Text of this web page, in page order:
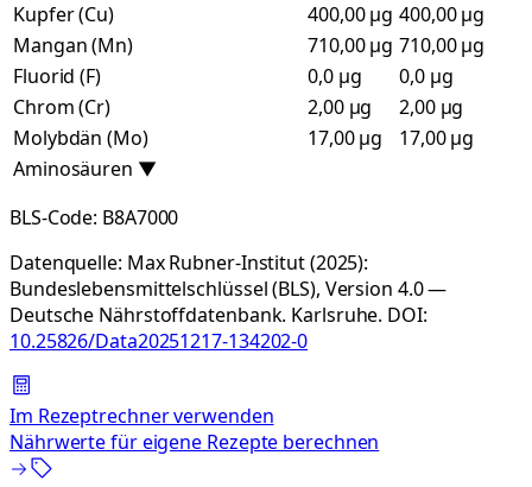
Kupfer (Cu)
400,00 µg 400,00 µg
Mangan (Mn)
710,00 µg 710,00 µg
Fluorid (F)
0,0 µg
0,0 µg
Chrom (Cr)
2,00 µg
2,00 µg
Molybdän (Mo)
17,00 µg
17,00 µg
Aminosäuren ▼
BLS-Code: B8A7000
Datenquelle: Max Rubner-Institut (2025):
Bundeslebensmittelschlüssel (BLS), Version 4.0 —
Deutsche Nährstoffdatenbank. Karlsruhe. DOI:
10.25826/Data20251217-134202-0
Im Rezeptrechner verwenden
Nährwerte für eigene Rezepte berechnen